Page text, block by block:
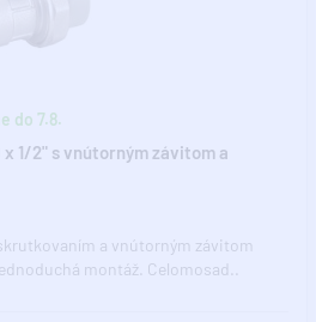
do 7.8.
x 1/2" s vnútorným závitom a
a vnútorným závitom
montáž. Celomosad..